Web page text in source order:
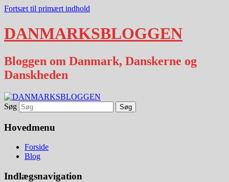
Fortsæt til primært indhold
DANMARKSBLOGGEN
Bloggen om Danmark, Danskerne og
Danskheden
Søg
Hovedmenu
Forside
Blog
Indlægsnavigation